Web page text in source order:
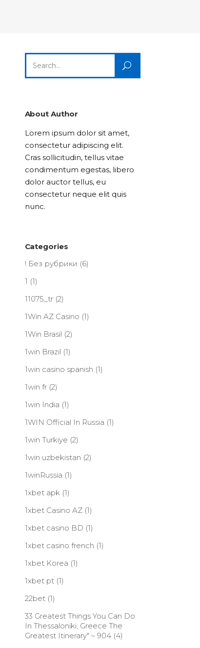
Lists
Highlights
Lists
Title & Subtitle
Title & Subtitle
for:
About Author
Lorem ipsum dolor sit amet,
consectetur adipiscing elit.
Cras sollicitudin, tellus vitae
condimentum egestas, libero
dolor auctor tellus, eu
consectetur neque elit quis
nunc.
Categories
! Без рубрики (6)
1 (1)
11075_tr(2)
1Win AZ Casino (1)
1Win Brasil (2)
1win Brazil (1)
1win casino spanish (1)
1win fr(2)
1win India (1)
1WIN Official In Russia (1)
1win Turkiye (2)
1win uzbekistan (2)
1winRussia (1)
1xbet apk (1)
1xbet Casino AZ(1)
1xbet casino BD (1)
1xbet casino french (1)
1xbet Korea (1)
1xbet pt(1)
22bet(1)
33 Greatest Things You Can Do
In Thessaloniki, Greece The
Greatest Itinerary" – 904(4)